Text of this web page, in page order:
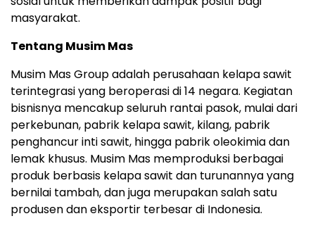
masyarakat.
Tentang Musim Mas
Musim Mas Group adalah perusahaan kelapa sawit
terintegrasi yang beroperasi di 14 negara. Kegiatan
bisnisnya mencakup seluruh rantai pasok, mulai dari
perkebunan, pabrik kelapa sawit, kilang, pabrik
penghancur inti sawit, hingga pabrik oleokimia dan
lemak khusus. Musim Mas memproduksi berbagai
produk berbasis kelapa sawit dan turunannya yang
bernilai tambah, dan juga merupakan salah satu
produsen dan eksportir terbesar di Indonesia.